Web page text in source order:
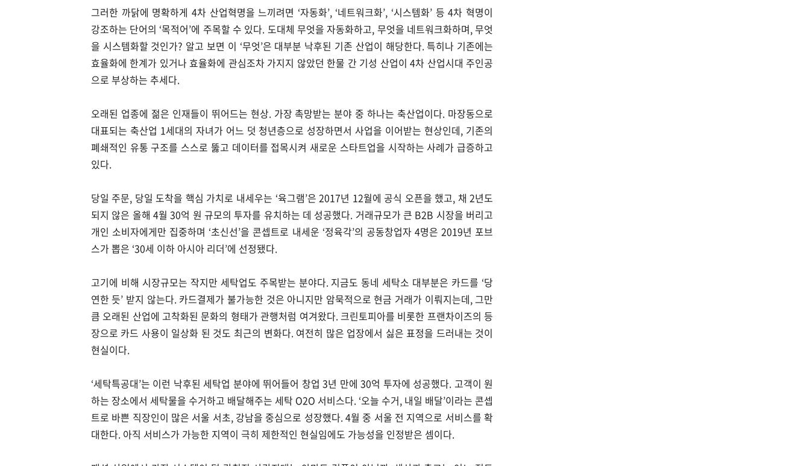
그러한 까닭에 명확하게 4차 산업혁명을 느끼려면 ‘자동화’, ‘네트워크화’, ‘시스템화’ 등 4차 혁명이
강조하는 단어의 ‘목적어’에 주목할 수 있다. 도대체 무엇을 자동화하고, 무엇을 네트워크화하며, 무엇
을 시스템화할 것인가? 알고 보면 이 ‘무엇’은 대부분 낙후된 기존 산업이 해당한다. 특히나 기존에는
효율화에 한계가 있거나 효율화에 관심조차 가지지 않았던 한물 간 기성 산업이 4차 산업시대 주인공
으로 부상하는 추세다.
오래된 업종에 젊은 인재들이 뛰어드는 현상. 가장 촉망받는 분야 중 하나는 축산업이다. 마장동으로
대표되는 축산업 1세대의 자녀가 어느 덧 청년층으로 성장하면서 사업을 이어받는 현상인데, 기존의
폐쇄적인 유통 구조를 스스로 뚫고 데이터를 접목시켜 새로운 스타트업을 시작하는 사례가 급증하고
있다.
당일 주문, 당일 도착을 핵심 가치로 내세우는 ‘육그램’은 2017년 12월에 공식 오픈을 했고, 채 2년도
되지 않은 올해 4월 30억 원 규모의 투자를 유치하는 데 성공했다. 거래규모가 큰 B2B 시장을 버리고
개인 소비자에게만 집중하며 ‘초신선’을 콘셉트로 내세운 ‘정육각’의 공동창업자 4명은 2019년 포브
스가 뽑은 ‘30세 이하 아시아 리더’에 선정됐다.
고기에 비해 시장규모는 작지만 세탁업도 주목받는 분야다. 지금도 동네 세탁소 대부분은 카드를 ‘당
연한 듯’ 받지 않는다. 카드결제가 불가능한 것은 아니지만 암묵적으로 현금 거래가 이뤄지는데, 그만
큼 오래된 산업에 고착화된 문화의 형태가 관행처럼 여겨왔다. 크린토피아를 비롯한 프랜차이즈의 등
장으로 카드 사용이 일상화 된 것도 최근의 변화다. 여전히 많은 업장에서 싫은 표정을 드러내는 것이
현실이다.
‘세탁특공대’는 이런 낙후된 세탁업 분야에 뛰어들어 창업 3년 만에 30억 투자에 성공했다. 고객이 원
하는 장소에서 세탁물을 수거하고 배달해주는 세탁 O2O 서비스다. ‘오늘 수거, 내일 배달’이라는 콘셉
트로 바쁜 직장인이 많은 서울 서초, 강남을 중심으로 성장했다. 4월 중 서울 전 지역으로 서비스를 확
대한다. 아직 서비스가 가능한 지역이 극히 제한적인 현실임에도 가능성을 인정받은 셈이다.